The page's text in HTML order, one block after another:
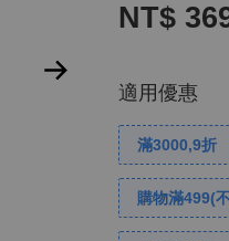
NT$
適用優惠
滿3000,9折
購物滿499(